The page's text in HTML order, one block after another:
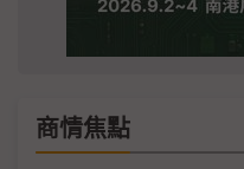
商情焦點